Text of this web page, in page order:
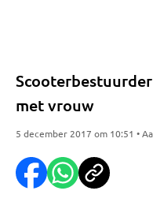
met vrouw
5 december 2017 om 10:51 •